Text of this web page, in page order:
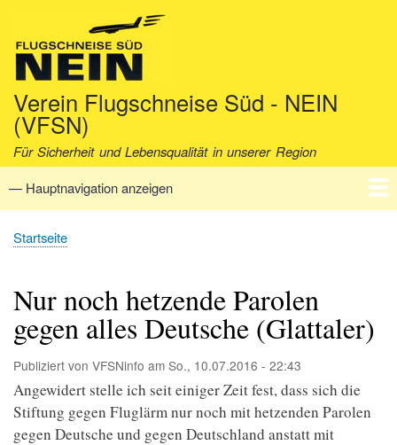
Verein Flugschneise Süd - NEIN
(VFSN)
Für Sicherheit und Lebensqualität in unserer Region
Hauptnavigation
— Hauptnavigation anzeigen
Startseite
Verein
Aktuell
Fakten
Archiv
Kontakt
Pfadnavigation
Startseite
Nur noch hetzende Parolen
gegen alles Deutsche (Glattaler)
Publiziert von VFSNinfo am So., 10.07.2016 - 22:43
Angewidert stelle ich seit einiger Zeit fest, dass sich die
Stiftung gegen Fluglärm nur noch mit hetzenden Parolen
gegen Deutsche und gegen Deutschland anstatt mit